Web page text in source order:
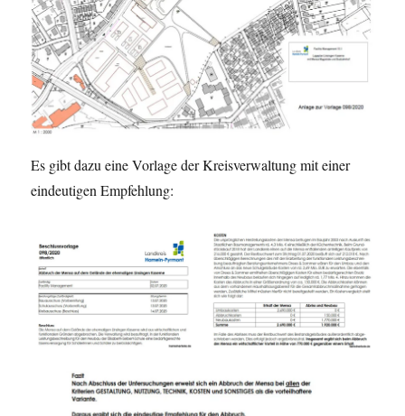
Es gibt dazu eine Vorlage der Kreisverwaltung mit einer
eindeutigen Empfehlung: